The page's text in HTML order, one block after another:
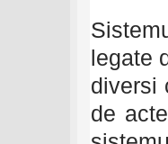
legate
diversi
de